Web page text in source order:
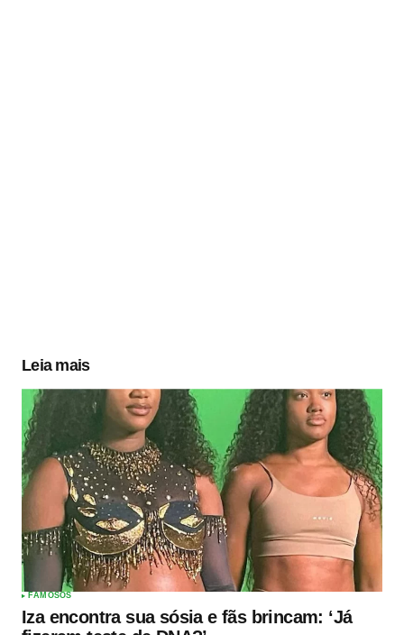
Leia mais
FAMOSOS
Iza encontra sua sósia e fãs brincam: ‘Já